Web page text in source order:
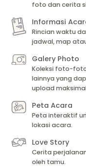
foto dan cerita
Informasi
Rincian waktu
jadwal, map
Galery Photo
Koleksi foto-
lainnya yang
upload
Peta Acara
Peta interaktif
lokasi acara.
Love Story
Cerita
oleh tamu.